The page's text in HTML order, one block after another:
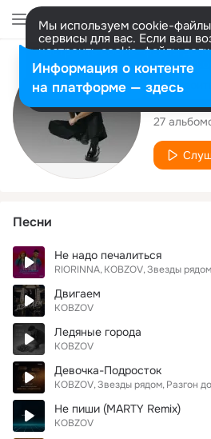
Мы используем cookie-
сервисы для вас. Если ваш
настроить cookie-файлы
представитель. Больше
Разрешить все Настроить
27
Песни
Не надо печалиться
RIORINNA KOBZOV Звезды рядом
Двигаем
KOBZOV
Ледяные города
KOBZOV
Девочка-Подросток
KOBZOV Звезды рядом Разгон
Не пиши (MARTY Remix)
KOBZOV
Информация о контенте
на платформе — здесь